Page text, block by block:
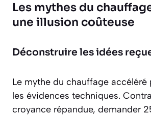
Les mythes du
une illusion coûteuse
Déconstruire les idées
Le mythe du chauffage accéléré
les évidences techniques.
croyance répandue, demander